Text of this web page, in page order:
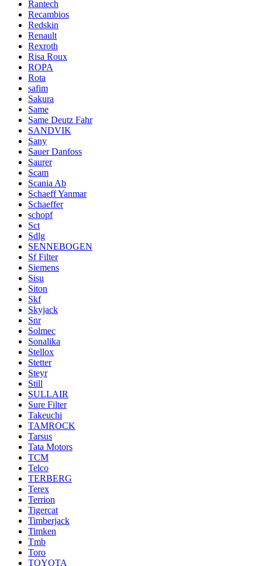
Rantech
Recambios
Redskin
Renault
Rexroth
Risa Roux
ROPA
Rota
safim
Sakura
Same
Same Deutz Fahr
SANDVIK
Sany
Sauer Danfoss
Saurer
Scam
Scania Ab
Schaeff Yanmar
Schaeffer
schopf
Sct
Sdlg
SENNEBOGEN
Sf Filter
Siemens
Sisu
Siton
Skf
Skyjack
Snr
Solmec
Sonalika
Stellox
Stetter
Steyr
Still
SULLAIR
Sure Filter
Takeuchi
TAMROCK
Tarsus
Tata Motors
TCM
Telco
TERBERG
Terex
Terrion
Tigercat
Timberjack
Timken
Tmb
Toro
TOYOTA